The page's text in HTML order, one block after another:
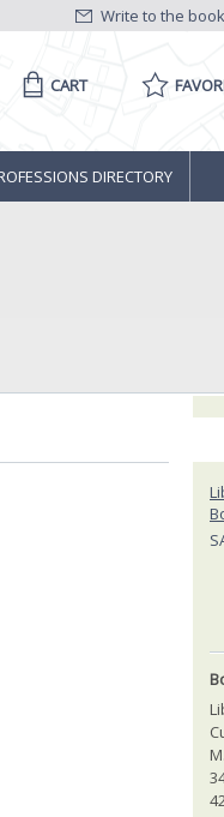
Write to the
CART
DIRECTORY